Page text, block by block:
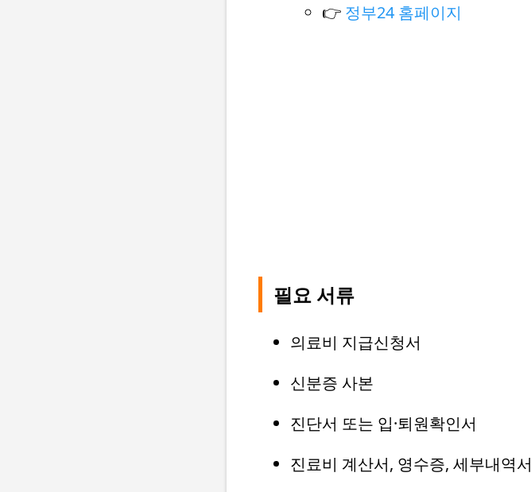
👉 정부24 홈페이지
필요 서류
의료비 지급신청서
신분증 사본
진단서 또는 입·퇴원확인서
진료비 계산서, 영수증, 세부내역서